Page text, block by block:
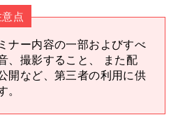
点
ナー内容の一部およびすべ
、撮影すること、 また配
開など、第三者の利用に供
。